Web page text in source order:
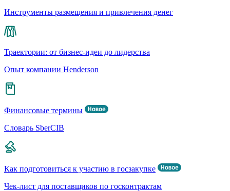
Инструменты размещения и привлечения денег
Траектории: от бизнес-идеи до лидерства
Опыт компании Henderson
Финансовые термины
Словарь SberCIB
Как подготовиться к участию в госзакупке
Чек-лист для поставщиков по госконтрактам